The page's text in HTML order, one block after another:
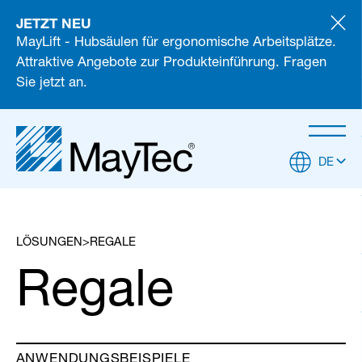
JETZT NEU
MayLift - Hubsäulen für ergonomische Arbeitsplätze.
Attraktive Angebote zur Produkteinführung. Fragen
Sie jetzt an.
DE
LÖSUNGEN REGALE
Regale